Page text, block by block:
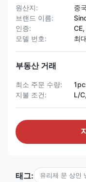
원산지:
중
브랜드 이름:
인증:
모델 번호:
최
부동산 거래
최소 주문 수량:
지불 조건:
L/
태그: 유리제 문 상인